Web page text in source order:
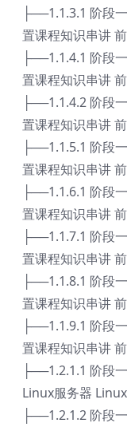
├──1.1.3.1 阶段
置课程知识串讲
├──1.1.4.1 阶段
置课程知识串讲
├──1.1.4.2 阶段
置课程知识串讲
├──1.1.5.1 阶段
置课程知识串讲
├──1.1.6.1 阶段
置课程知识串讲
├──1.1.7.1 阶段
置课程知识串讲
├──1.1.8.1 阶段
置课程知识串讲
├──1.1.9.1 阶段
置课程知识串讲
├──1.2.1.1 阶段
Linux服务器
├──1.2.1.2 阶段